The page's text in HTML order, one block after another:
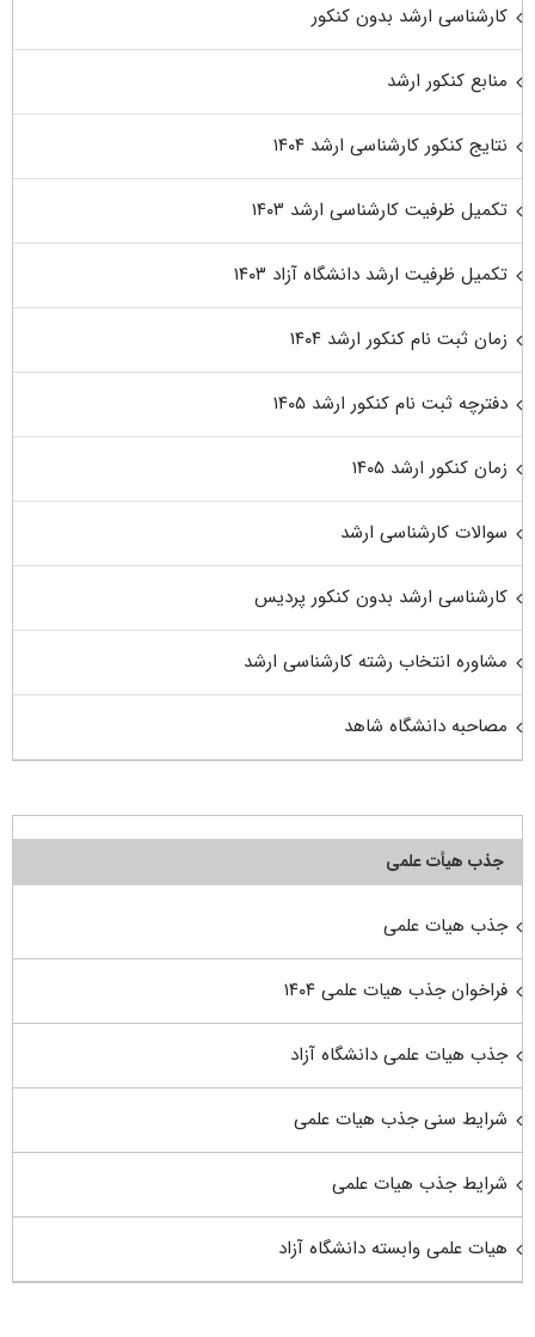
کارشناسی ارشد بدون کنکور
منابع کنکور ارشد
نتایج کنکور کارشناسی ارشد ۱۴۰۴
تکمیل ظرفیت کارشناسی ارشد ۱۴۰۳
تکمیل ظرفیت ارشد دانشگاه آزاد ۱۴۰۳
زمان ثبت نام کنکور ارشد ۱۴۰۴
دفترچه ثبت نام کنکور ارشد ۱۴۰۵
زمان کنکور ارشد ۱۴۰۵
سوالات کارشناسی ارشد
کارشناسی ارشد بدون کنکور پردیس
مشاوره انتخاب رشته کارشناسی ارشد
مصاحبه دانشگاه شاهد
جذب هیأت علمی
جذب هیات علمی
فراخوان جذب هیات علمی ۱۴۰۴
جذب هیات علمی دانشگاه آزاد
شرایط سنی جذب هیات علمی
شرایط جذب هیات علمی
هیات علمی وابسته دانشگاه آزاد